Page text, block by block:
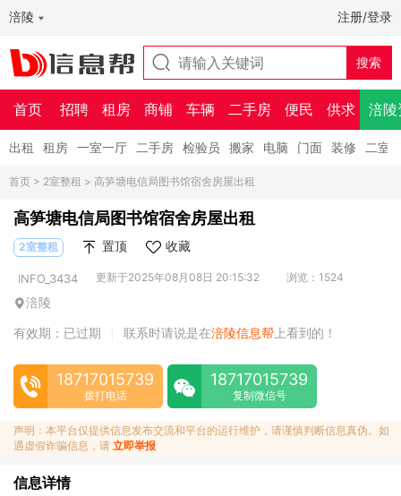
涪陵 注册/登录
首页 招聘 租房 商铺 车辆 二手房 便民 供求 涪陵
出租 租房 一室一厅 二手房 检验员 搬家 电脑 门面 装修 二室
首页 > 2室整租 > 高笋塘电信局图书馆宿舍房屋出租
高笋塘电信局图书馆宿舍房屋出租
2室整租 置顶 收藏
INFO_3434 更新于2025年08月08日 20:15:32 浏览：1524
涪陵
有效期：已过期
联系时请说是在涪陵信息帮 上看到的！
18717015739
拨打电话
18717015739
复制微信号
声明：本平台仅提供信息发布交流和平台的运行维护，请谨慎判断信息真伪。如
遇虚假诈骗信息，请 立即举报
信息详情